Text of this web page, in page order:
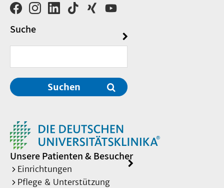
Suche
Suchen
Unsere Patienten & Besucher
Einrichtungen
Pflege & Unterstützung